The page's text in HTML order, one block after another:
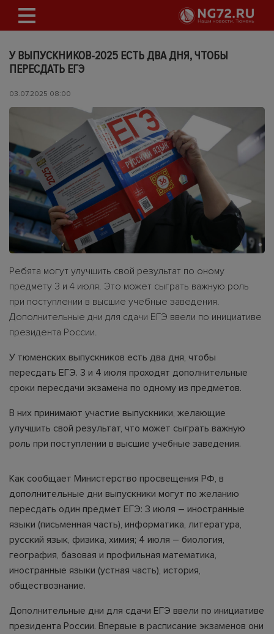
У ВЫПУСКНИКОВ-2025 ЕСТЬ ДВА ДНЯ, ЧТОБЫ
ПЕРЕСДАТЬ ЕГЭ
03.07.2025 08:00
Ребята могут улучшить свой результат по оному
предмету 3 и 4 июля. Это может сыграть важную роль
при поступлении в высшие учебные заведения.
Дополнительные дни для сдачи ЕГЭ ввели по инициативе
президента России.
У тюменских выпускников есть два дня, чтобы
пересдать ЕГЭ. 3 и 4 июля проходят дополнительные
сроки пересдачи экзамена по одному из предметов.
В них принимают участие выпускники, желающие
улучшить свой результат, что может сыграть важную
роль при поступлении в высшие учебные заведения.
Как сообщает Министерство просвещения РФ, в
дополнительные дни выпускники могут по желанию
пересдать один предмет ЕГЭ: 3 июля – иностранные
языки (письменная часть), информатика, литература,
русский язык, физика, химия; 4 июля – биология,
география, базовая и профильная математика,
иностранные языки (устная часть), история,
обществознание.
Дополнительные дни для сдачи ЕГЭ ввели по инициативе
президента России. Впервые в расписание экзаменов они